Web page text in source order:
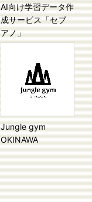
AI向け学習データ作
成サービス「セブ
アノ」
Jungle gym
OKINAWA